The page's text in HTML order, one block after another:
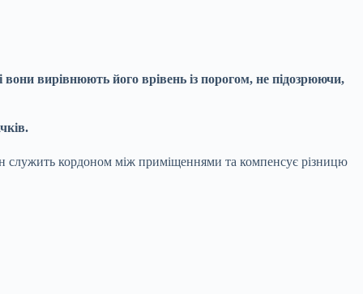
вони вирівнюють його врівень із порогом, не підозрюючи,
служить кордоном між приміщеннями та компенсує різницю